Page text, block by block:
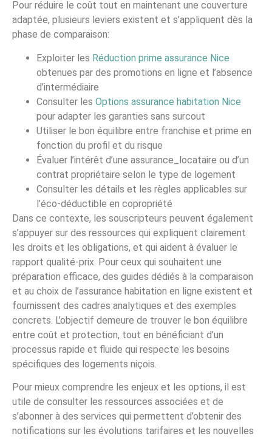
Pour réduire le coût tout en maintenant une couverture
adaptée, plusieurs leviers existent et s’appliquent dès la
phase de comparaison:
Exploiter les Réduction prime assurance Nice
obtenues par des promotions en ligne et l’absence
d’intermédiaire
Consulter les Options assurance habitation Nice
pour adapter les garanties sans surcout
Utiliser le bon équilibre entre franchise et prime en
fonction du profil et du risque
Évaluer l’intérêt d’une assurance_locataire ou d’un
contrat propriétaire selon le type de logement
Consulter les détails et les règles applicables sur
l’éco-déductible en copropriété
Dans ce contexte, les souscripteurs peuvent également
s’appuyer sur des ressources qui expliquent clairement
les droits et les obligations, et qui aident à évaluer le
rapport qualité-prix. Pour ceux qui souhaitent une
préparation efficace, des guides dédiés à la comparaison
et au choix de l’assurance habitation en ligne existent et
fournissent des cadres analytiques et des exemples
concrets. L’objectif demeure de trouver le bon équilibre
entre coût et protection, tout en bénéficiant d’un
processus rapide et fluide qui respecte les besoins
spécifiques des logements niçois.
Pour mieux comprendre les enjeux et les options, il est
utile de consulter les ressources associées et de
s’abonner à des services qui permettent d’obtenir des
notifications sur les évolutions tarifaires et les nouvelles